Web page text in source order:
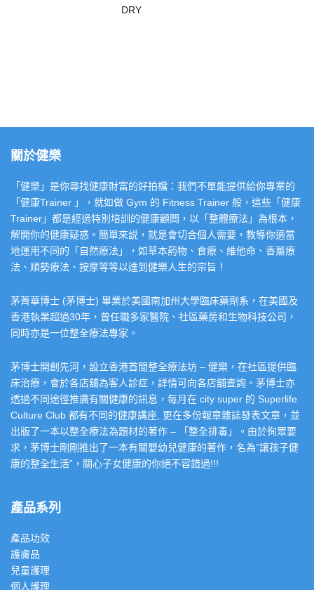
DRY
關於健樂
「健樂」是你尋找健康財富的好拍檔：我們不單能提供給你專業的
「健康Trainer 」，就如做 Gym 的 Fitness Trainer 般，這些「健康
Trainer」都是經過特別培訓的健康顧問，以「整體療法」為根本，
解開你的健康疑惑。簡單來説，就是會切合個人需要，教導你適當
地運用不同的「自然療法」，如草本葯物、食療、維他命、香薰療
法、順勢療法、按摩等等以達到健樂人生的宗旨！
茅菁華博士 (茅博士) 畢業於美國南加州大學臨床藥劑系，在美國及
香港執業超過30年，曾任職多家醫院、社區藥房和生物科技公司，
同時亦是一位整全療法專家。
茅博士開創先河，設立香港首間整全療法坊 – 健樂，在社區提供臨
床治療，會於各店舖為客人診症，詳情可向各店舖查詢。茅博士亦
透過不同途徑推廣有關健康的訊息，每月在 city super 的 Superlife
Culture Club 都有不同的健康講座, 更在多份報章雜誌發表文章，並
出版了一本以整全療法為題材的著作 – 「整全排毒」。由於徇眾要
求，茅博士剛剛推出了一本有關嬰幼兒健康的著作，名為”讓孩子健
康的整全生活”，關心子女健康的你絕不容錯過!!!
產品系列
產品功效
護膚品
兒童護理
個人護理